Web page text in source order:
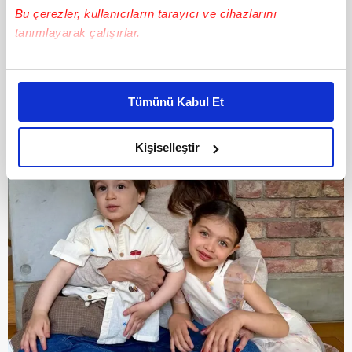
Bu çerezler, kullanıcıların tarayıcı ve cihazlarını
tanımlayarak çalışırlar.
Bu çerezlere izin vermeniz halinde sizlere özel
daha iyi reklam deneyimi yaşatabiliriz. Bunu yaparken
amacımızın size daha iyi bir reklam deneyimi sunmak
olduğunu ve sizlere en iyi içerikleri sunabilmek adına
elimizden gelen çabayı gösterdiğimizi ve bu noktada,
reklamların maliyetlerimizi karşılamak noktasında tek gelir
kalemimiz olduğunu sizlere hatırlatmak isteriz.
Her halükârda, kullanıcılar, bu çerezlere izin vermedikleri
takdirde, kullanıcılara hedefli reklamlar
gösterilmeyecektir."
Sizlere daha iyi bir hizmet sunabilmek için İnternet
Sitemizde kendimize ve üçüncü kişilere ait çerezler
Tümünü Kabul Et
Kişiselleştir